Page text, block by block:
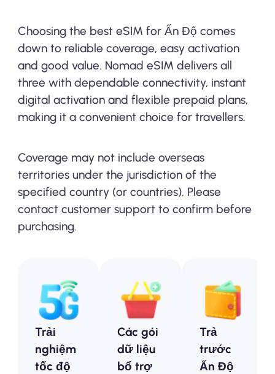
Choosing the best eSIM for Ấn Độ comes
down to reliable coverage, easy activation
and good value. Nomad eSIM delivers all
three with dependable connectivity, instant
digital activation and flexible prepaid plans,
making it a convenient choice for travellers.
Coverage may not include overseas
territories under the jurisdiction of the
specified country (or countries). Please
contact customer support to confirm before
purchasing.
Trải
nghiệm
tốc độ
Các gói
dữ liệu
bổ trợ
Trả
trước
Ấn Độ